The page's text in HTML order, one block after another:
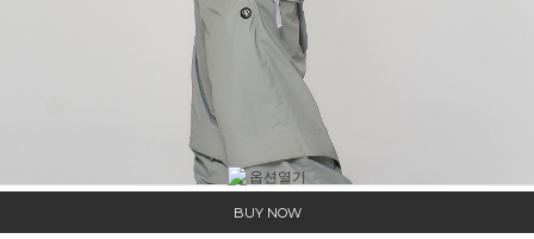
BUY NOW